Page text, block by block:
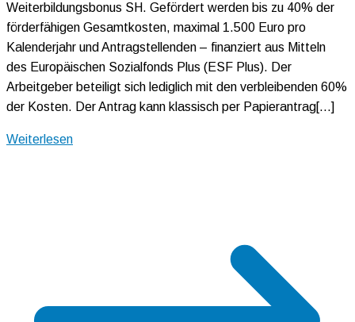
Weiterbildungsbonus SH. Gefördert werden bis zu 40% der
förderfähigen Gesamtkosten, maximal 1.500 Euro pro
Kalenderjahr und Antragstellenden – finanziert aus Mitteln
des Europäischen Sozialfonds Plus (ESF Plus). Der
Arbeitgeber beteiligt sich lediglich mit den verbleibenden 60%
der Kosten. Der Antrag kann klassisch per Papierantrag[…]
Weiterlesen